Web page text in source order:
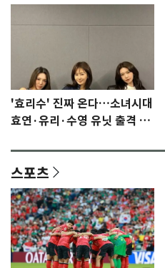
'효리수' 진짜 온다…소녀시대
효연·유리·수영 유닛 출격 [N
스포츠